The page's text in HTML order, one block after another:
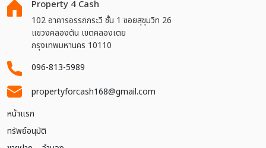
Property 4 Cash
102 อาคารอรรถกระวี ชั้น 1 ซอยสุขุมวิท 26
แขวงคลองตัน เขตคลองเตย
กรุงเทพมหานคร 10110
096-813-5989
propertyforcash168@gmail.com
หน้าแรก
ทรัพย์อนุมัติ